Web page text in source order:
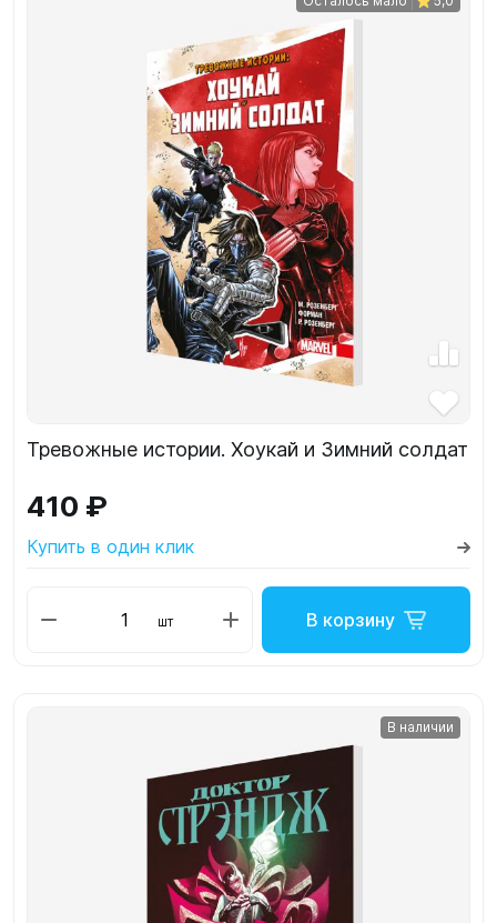
Тревожные истории. Хоукай и Зимний солдат
410 ₽
Купить в один клик
шт В корзину
В наличии